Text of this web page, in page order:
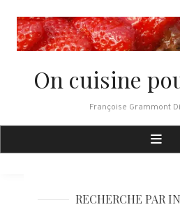
content
On cuisine
Françoise Grammont
RECHERCHE PAR